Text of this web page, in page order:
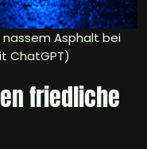
Asphalt bei
ChatGPT)
friedliche